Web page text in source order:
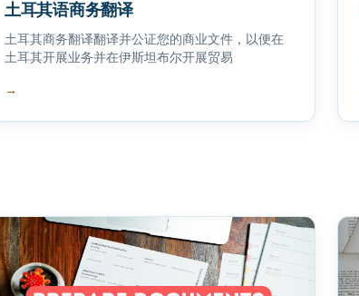
土耳其语商务翻译
土耳其商务翻译翻译并公证您的商业文件，以便在
土耳其开展业务并在伊斯坦布尔开展贸易
→